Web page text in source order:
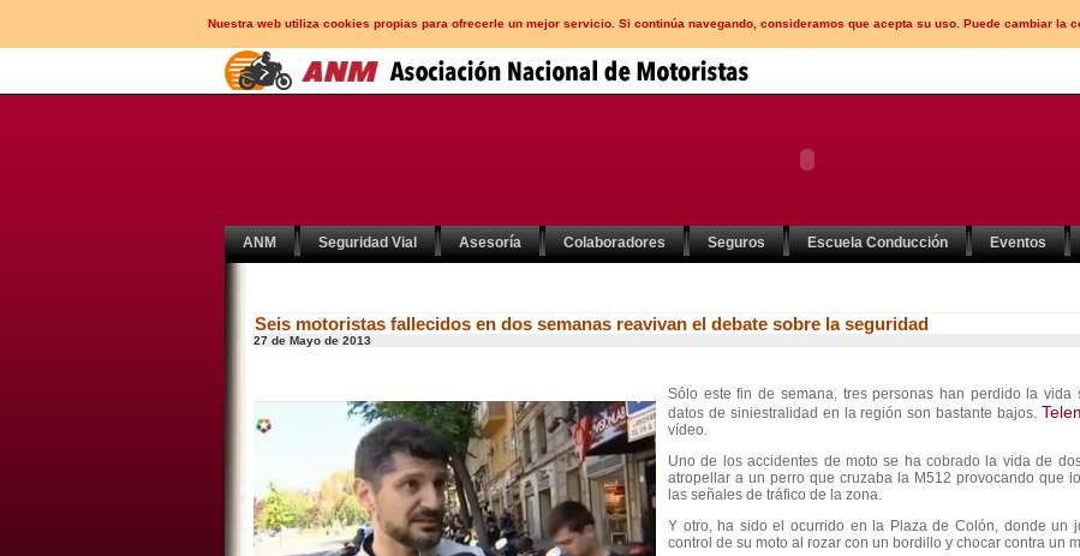
Nuestra web utiliza cookies propias para ofrecerle un mejor servicio. Si continúa navegando, consideramos que acepta su uso. Puede cambiar la
ANM Seguridad Vial Asesoría Colaboradores Seguros Escuela Conducción Eventos
Seis motoristas fallecidos en dos semanas reavivan el debate sobre la seguridad
27 de Mayo de 2013
Sólo este fin de semana, tres personas han perdido la
datos de siniestralidad en la región son bastante bajos.
vídeo.
Uno de los accidentes de moto se ha cobrado la vida de
atropellar a un perro que cruzaba la M512 provocando que
las señales de tráfico de la zona.
Y otro, ha sido el ocurrido en la Plaza de Colón, donde un
control de su moto al rozar con un bordillo y chocar contra un